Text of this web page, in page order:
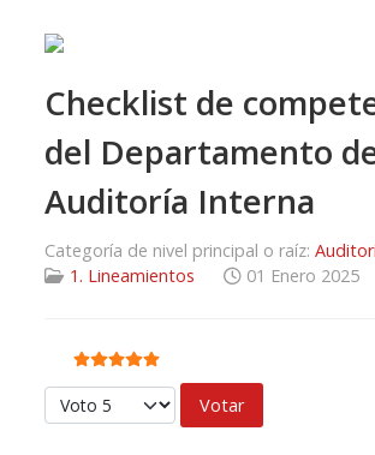
Checklist de
del Departamento
Auditoría Interna
Categoría de nivel principal o raíz:
1. Lineamientos
01 Enero 2025
Ratio:5/5
Por favor, vote